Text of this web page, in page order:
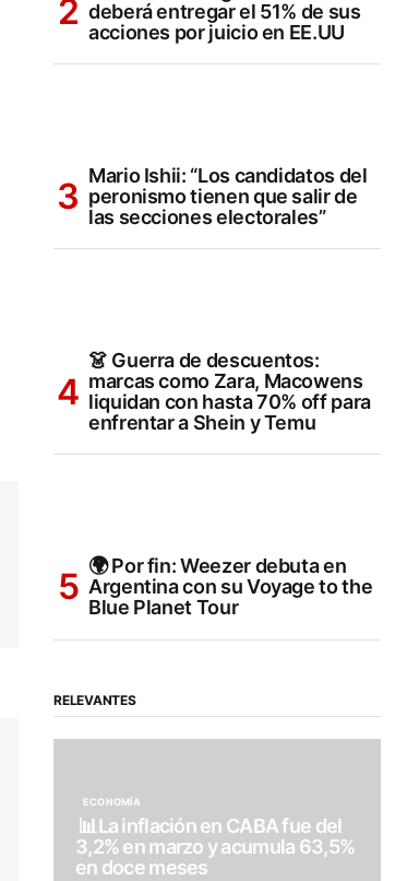
deberá entregar el 51% de sus
acciones por juicio en EE.UU
Mario Ishii: “Los candidatos del
peronismo tienen que salir de
las secciones electorales”
👗 Guerra de descuentos:
marcas como Zara, Macowens
liquidan con hasta 70% off para
enfrentar a Shein y Temu
🌍 Por fin: Weezer debuta en
Argentina con su Voyage to the
Blue Planet Tour
RELEVANTES
ECONOMÍA
📊La inflación en CABA fue del
3,2% en marzo y acumula 63,5%
en doce meses